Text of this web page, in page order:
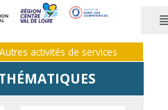
Autres activités de services